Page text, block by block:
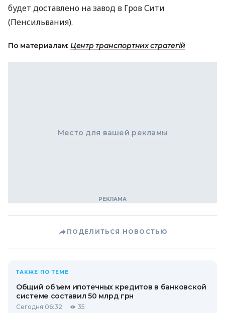
будет доставлено на завод в Гров Сити
(Пенсильвания).
По материалам: Центр транспортних стратегій
Место для вашей рекламы
ПОДЕЛИТЬСЯ НОВОСТЬЮ
ТАКЖЕ ПО ТЕМЕ
Общий объем ипотечных кредитов в банковской
системе составил 50 млрд грн
Сегодня 06:32 35